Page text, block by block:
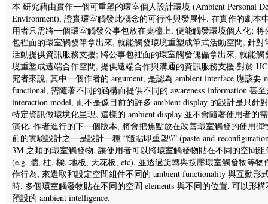
本 研究藉由實作一個可重塑的環室個人設計環境 (Ambient Personal
Environment), 證實環室觸發此概念的可行性與發展性. 在實作的劇本
用者只需將一個環室觸發公事包放在桌檯上, 便能觸發環境個人化; 將
包裡面的環室觸發筆拿出來, 就能觸發環境重塑成筆式活動空間, 針對
活動提供資訊服務支援; 將公事包裡面的環室觸發傀儡拿出來, 就能觸
境重塑成遠端合作空間, 提供遠端合作與溝通的資訊服務支援.對於
究者來說, 其中一個作者的 argument, 是認為 ambient interface 應該要
functional, 需隨著不同的涵構而提供不同的 awareness information 甚
interaction model, 而不是像目前的許多 ambient display 的設計是只針
特定資訊做環境化呈現, 這樣的 ambient display 並不會隨著使用者的
演化. 作者進行的下一個版本, 將會把焦點放在改善環室觸發的使用彈
前的實驗設計之一是設計一種 “隨貼即重塑\\” (paste-and-
3M 之類的環室觸發物, 讓使用者可以將環室觸發物貼在不同的空間組
(e.g. 牆, 柱, 樑, 地板, 天花板, etc), 並透過旋轉與按壓環室觸發物等物
作行為, 來選取和設定空間組件不同的 ambient functionality 與互動形
時, 多個環室觸發物貼在不同的空間 elements 與不同的位置, 可以形構
預設的 ambient intelligence.